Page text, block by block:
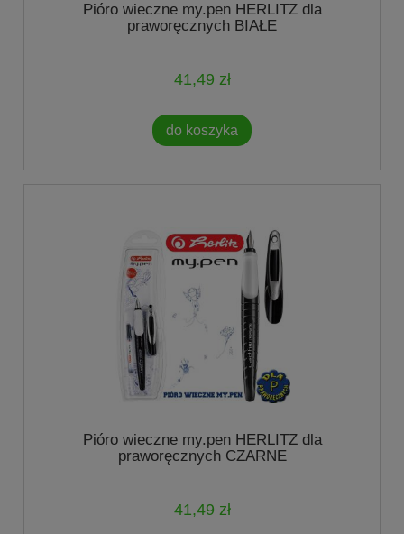
Pióro wieczne my.pen HERLITZ dla
praworęcznych BIAŁE
41,49 zł
do koszyka
Pióro wieczne my.pen HERLITZ dla
praworęcznych CZARNE
41,49 zł